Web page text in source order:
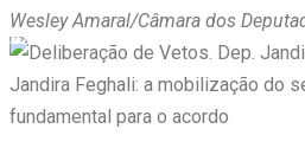
Wesley Amaral/Câmara dos
Jandira Feghali: a mobilização do
fundamental para o acordo